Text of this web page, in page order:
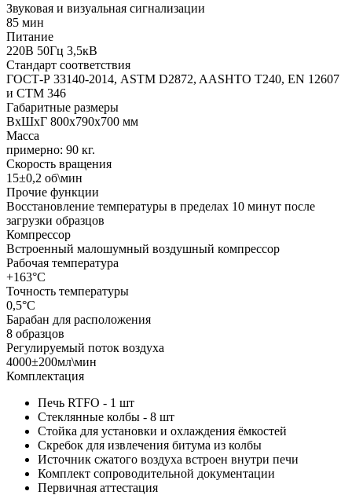
Звуковая и визуальная сигнализации
85 мин
Питание
220В 50Гц 3,5кВ
Стандарт соответствия
ГОСТ-Р 33140-2014, ASTM D2872, AASHTO T240, EN 12607
и CTM 346
Габаритные размеры
ВхШхГ 800х790х700 мм
Масса
примерно: 90 кг.
Скорость вращения
15±0,2 об\мин
Прочие функции
Восстановление температуры в пределах 10 минут после
загрузки образцов
Компрессор
Встроенный малошумный воздушный компрессор
Рабочая температура
+163°С
Точность температуры
0,5°С
Барабан для расположения
8 образцов
Регулируемый поток воздуха
4000±200мл\мин
Комплектация
Печь RTFO - 1 шт
Стеклянные колбы - 8 шт
Стойка для установки и охлаждения ёмкостей
Скребок для извлечения битума из колбы
Источник сжатого воздуха встроен внутри печи
Комплект сопроводительной документации
Первичная аттестация